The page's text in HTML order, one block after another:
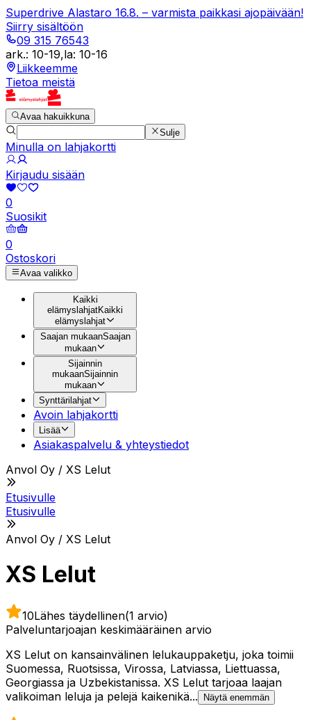
Superdrive Alastaro 16.8. – varmista paikkasi ajopäivään!
Siirry sisältöön
09 315 76543
ark.: 10-19,la: 10-16
Liikkeemme
Tietoa meistä
Avaa hakuikkuna
Sulje
Minulla on lahjakortti
Kirjaudu sisään
0
Suosikit
0
Ostoskori
Avaa valikko
Kaikki
elämyslahjatKaikki
elämyslahjat
Saajan mukaanSaajan
mukaan
Sijainnin
mukaanSijainnin
mukaan
Synttärilahjat
Avoin lahjakortti
Lisää
Asiakaspalvelu & yhteystiedot
Anvol Oy / XS Lelut
Etusivulle
Etusivulle
Anvol Oy / XS Lelut
XS Lelut
10Lähes täydellinen(1 arvio)
Palveluntarjoajan keskimääräinen arvio
XS Lelut on kansainvälinen lelukauppaketju, joka toimii
Suomessa, Ruotsissa, Virossa, Latviassa, Liettuassa,
Georgiassa ja Uzbekistanissa. XS Lelut tarjoaa laajan
valikoiman leluja ja pelejä kaikenikä...
Näytä enemmän